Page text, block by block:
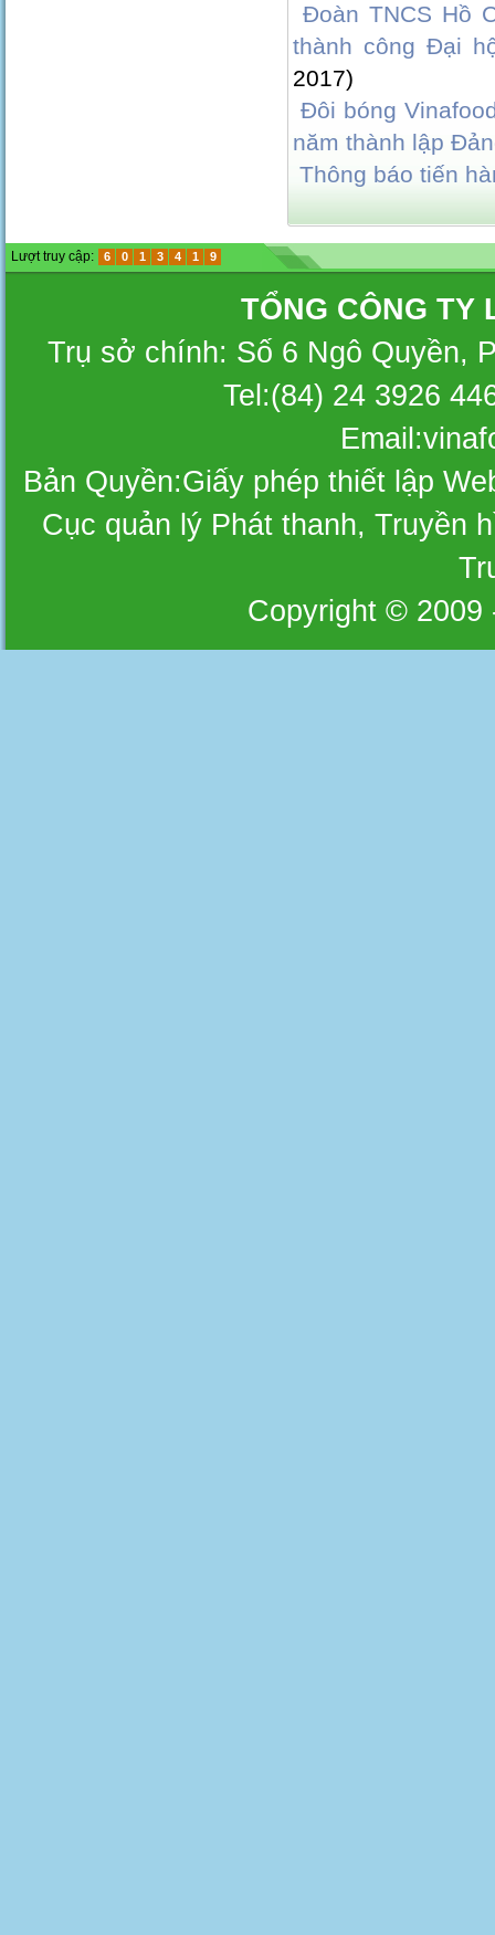
Đoàn TNCS Hồ
thành công Đại
2017)
Đôi bóng
năm thành lập
Thông báo tiến
Lượt truy cập: 6 0 1 3 4 1 9
TỔNG CÔNG TY
Trụ sở chính: Số 6 Ngô Quyền,
Tel:(84) 24 3926
Bản Quyền:Giấy phép thiết lập
Cục quản lý Phát thanh, Truyền
Copyright © 2009